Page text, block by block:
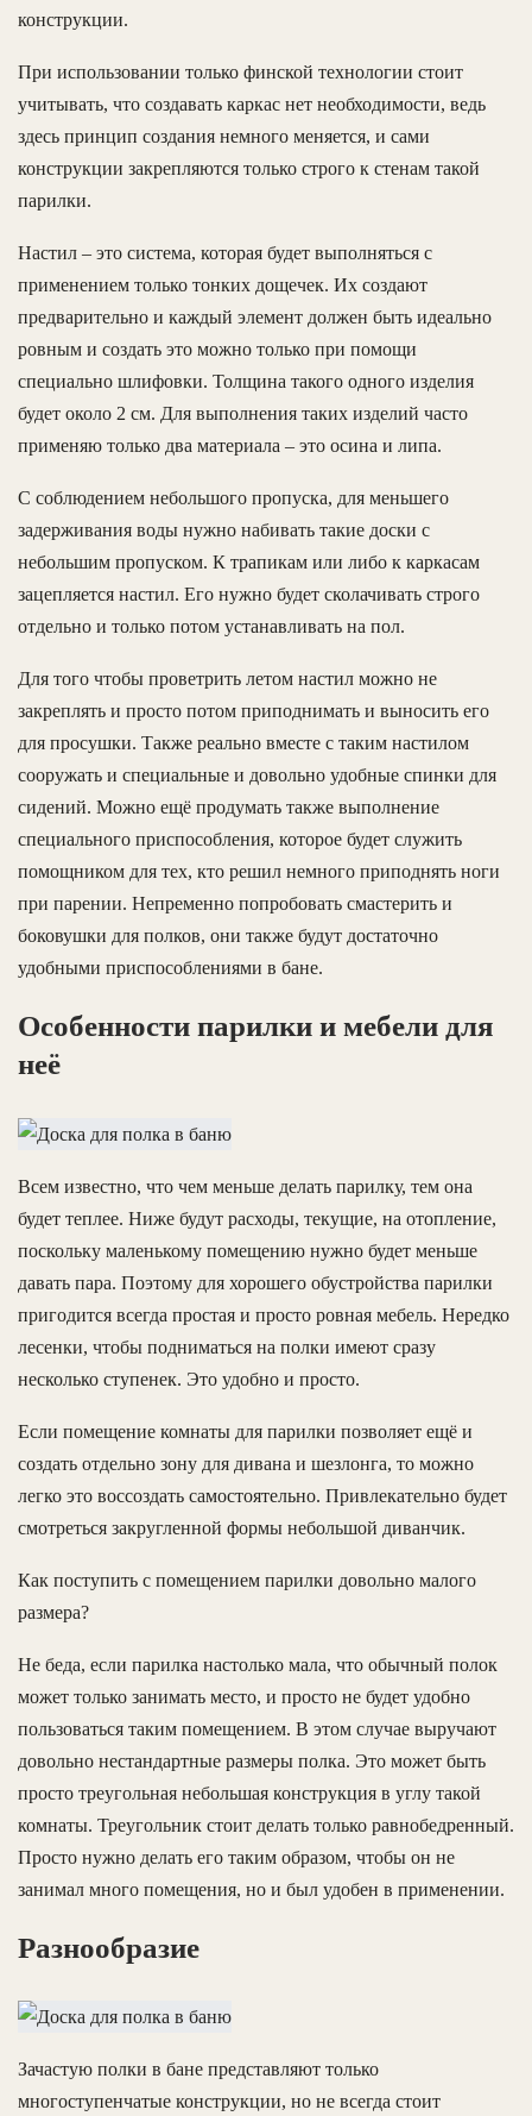
конструкции.
При использовании только финской технологии стоит
учитывать, что создавать каркас нет необходимости, ведь
здесь принцип создания немного меняется, и сами
конструкции закрепляются только строго к стенам такой
парилки.
Настил – это система, которая будет выполняться с
применением только тонких дощечек. Их создают
предварительно и каждый элемент должен быть идеально
ровным и создать это можно только при помощи
специально шлифовки. Толщина такого одного изделия
будет около 2 см. Для выполнения таких изделий часто
применяю только два материала – это осина и липа.
С соблюдением небольшого пропуска, для меньшего
задерживания воды нужно набивать такие доски с
небольшим пропуском. К трапикам или либо к каркасам
зацепляется настил. Его нужно будет сколачивать строго
отдельно и только потом устанавливать на пол.
Для того чтобы проветрить летом настил можно не
закреплять и просто потом приподнимать и выносить его
для просушки. Также реально вместе с таким настилом
сооружать и специальные и довольно удобные спинки для
сидений. Можно ещё продумать также выполнение
специального приспособления, которое будет служить
помощником для тех, кто решил немного приподнять ноги
при парении. Непременно попробовать смастерить и
боковушки для полков, они также будут достаточно
удобными приспособлениями в бане.
Особенности парилки и мебели для
неё
Всем известно, что чем меньше делать парилку, тем она
будет теплее. Ниже будут расходы, текущие, на отопление,
поскольку маленькому помещению нужно будет меньше
давать пара. Поэтому для хорошего обустройства парилки
пригодится всегда простая и просто ровная мебель. Нередко
лесенки, чтобы подниматься на полки имеют сразу
несколько ступенек. Это удобно и просто.
Если помещение комнаты для парилки позволяет ещё и
создать отдельно зону для дивана и шезлонга, то можно
легко это воссоздать самостоятельно. Привлекательно будет
смотреться закругленной формы небольшой диванчик.
Как поступить с помещением парилки довольно малого
размера?
Не беда, если парилка настолько мала, что обычный полок
может только занимать место, и просто не будет удобно
пользоваться таким помещением. В этом случае выручают
довольно нестандартные размеры полка. Это может быть
просто треугольная небольшая конструкция в углу такой
комнаты. Треугольник стоит делать только равнобедренный.
Просто нужно делать его таким образом, чтобы он не
занимал много помещения, но и был удобен в применении.
Разнообразие
Зачастую полки в бане представляют только
многоступенчатые конструкции, но не всегда стоит